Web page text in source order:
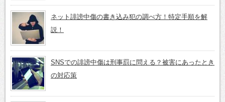
ネット誹謗中傷の書き込み犯の調べ方！特定手順を解
説！
SNSでの誹謗中傷は刑事罰に問える？被害にあったとき
の対応策